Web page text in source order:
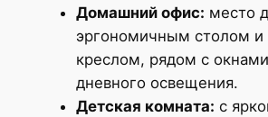
Домашний офис: место
эргономичным столом
креслом, рядом с
дневного освещения.
Детская комната: с